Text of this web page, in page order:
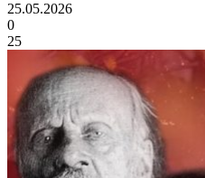
25.05.2026
0
25